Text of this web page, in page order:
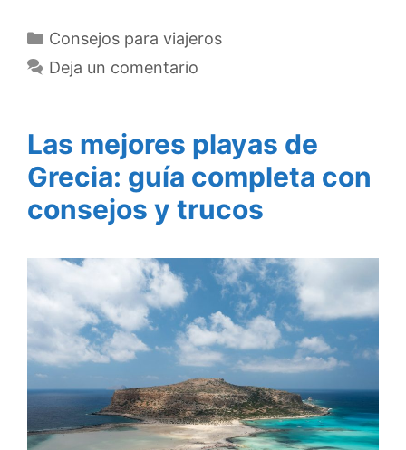
Categorías
Consejos para viajeros
Deja un comentario
Las mejores playas de
Grecia: guía completa con
consejos y trucos